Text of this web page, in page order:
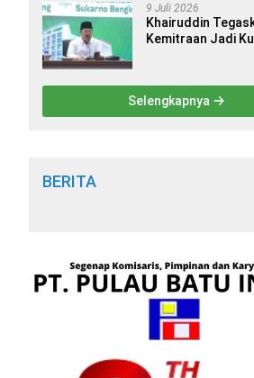
9 Juli 2026
Khairuddin
Kemitraan Jadi
Selengkapnya
BERITA